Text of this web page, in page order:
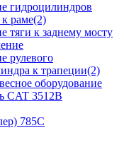
гидроцилиндров
раме(2)
тяги к заднему мосту
рулевого
к трапеции(2)
оборудование
CAT 3512B
785C